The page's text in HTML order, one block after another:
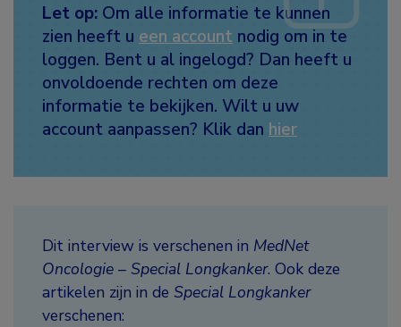
Let op: Om alle informatie te kunnen
zien heeft u een account nodig om in te
loggen. Bent u al ingelogd? Dan heeft u
onvoldoende rechten om deze
informatie te bekijken. Wilt u uw
account aanpassen? Klik dan hier
Dit interview is verschenen in MedNet
Oncologie – Special Longkanker. Ook deze
artikelen zijn in de Special Longkanker
verschenen: